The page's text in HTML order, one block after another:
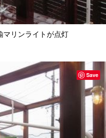
マリンライトが点灯
Save